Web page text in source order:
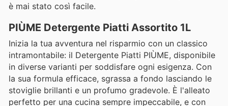
è mai stato così facile.
PIÙME Detergente Piatti Assortito 1L
Inizia la tua avventura nel risparmio con un classico
intramontabile: il Detergente Piatti PIÙME, disponibile
in diverse varianti per soddisfare ogni esigenza. Con
la sua formula efficace, sgrassa a fondo lasciando le
stoviglie brillanti e un profumo gradevole. È l'alleato
perfetto per una cucina sempre impeccabile, e con